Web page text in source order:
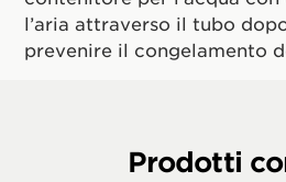
l’aria attraverso il tubo
prevenire il congelamento
Prodotti